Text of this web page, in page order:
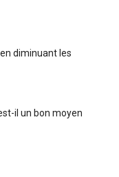
diminuant les
il un bon moyen